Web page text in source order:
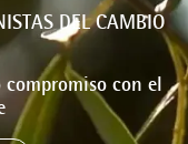
DEL CAMBIO
compromiso con el